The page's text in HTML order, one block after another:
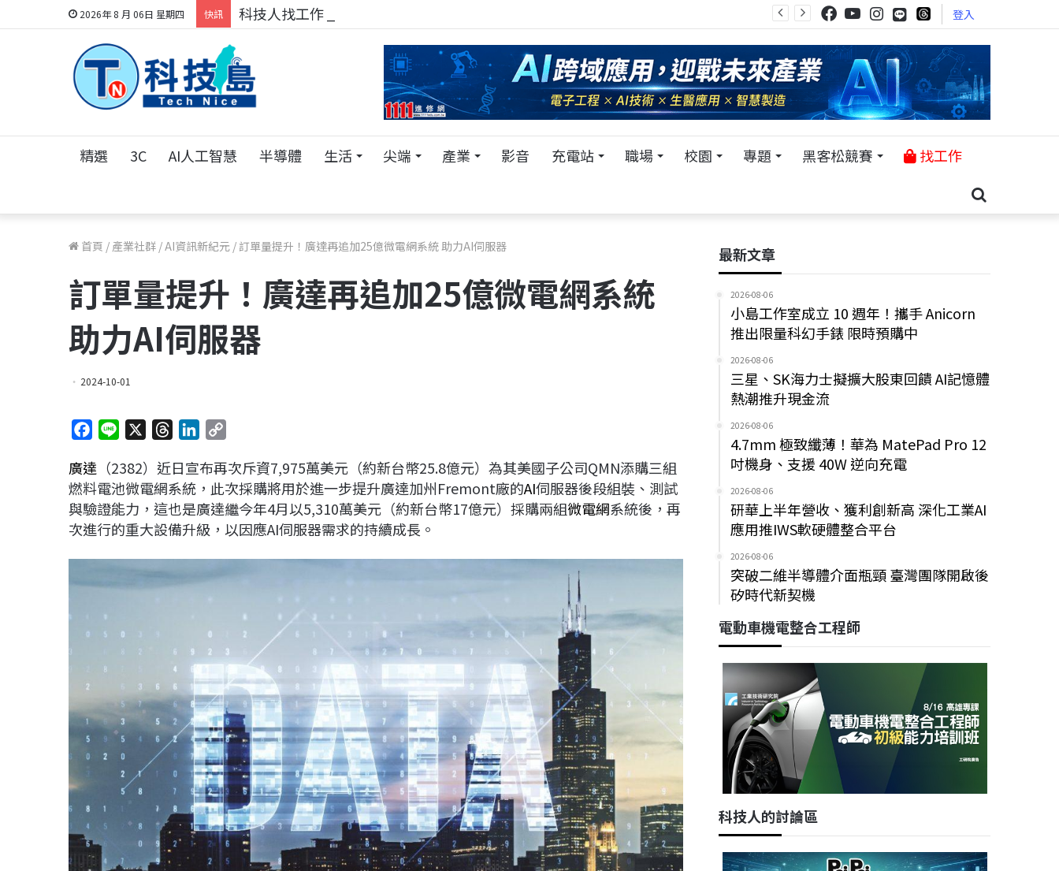
2026年 8 月 06日 星期四 快訊 科技人找工作，就到TECH+ 科技專區! 登入
精選 3C AI人工智慧 半導體 生活 尖端 產業 影音 充電站 職場 校園 專題 黑客松競賽 找工作
首頁 / 產業社群 /AI資訊新紀元 / 訂單量提升！廣達再追加25億微電網系統 助力AI伺服器
訂單量提升！廣達再追加25億微電網系統
助力AI伺服器
2024-10-01
c
e
b
o
n
e
r
e
a
d
n
k
e
d
p
y
L
i
廣達 （2382）近日宣布再次斥資7,975萬美元（約新台幣25.8億元）為其美國子公司QMN添購三組
燃料電池微電網系統，此次採購將用於進一步提升廣達加州Fremont廠的AI伺服器後段組裝、測試
與驗證能力，這也是廣達繼今年4月以5,310萬美元（約新台幣17億元）採購兩組微電網系統後，再
次進行的重大設備升級，以因應AI伺服器需求的持續成長。
最新文章
2026-08-06
小島工作室成立 10 週年！攜手 Anicorn
推出限量科幻手錶 限時預購中
2026-08-06
三星、SK海力士擬擴大股東回饋 AI記憶體
熱潮推升現金流
2026-08-06
4.7mm 極致纖薄！華為 MatePad Pro 12
吋機身、支援 40W 逆向充電
2026-08-06
研華上半年營收、獲利創新高 深化工業AI
應用推IWS軟硬體整合平台
2026-08-06
突破二維半導體介面瓶頸 臺灣團隊開啟後
矽時代新契機
電動車機電整合工程師
科技人的討論區